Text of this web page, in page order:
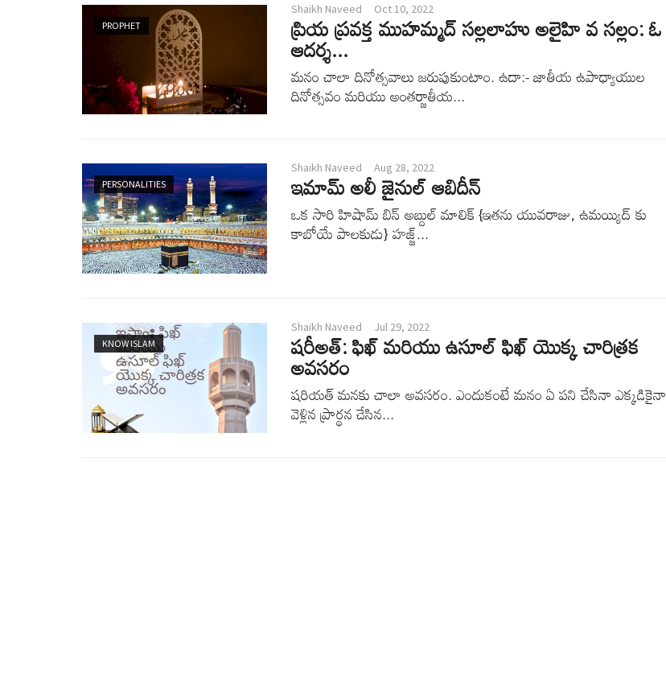
PROPHET
Shaikh Naveed Oct 10, 2022
ప్రియ ప్రవక్త ముహమ్మద్ సల్లలాహు అలైహి వ సల్లం: ఓ
ఆదర్శ...
మనం చాలా దినోత్సవాలు జరుపుకుంటాం. ఉదా:- జాతీయ ఉపాధ్యాయుల
దినోత్సవం మరియు అంతర్జాతీయ...
PERSONALITIES
Shaikh Naveed Aug 28, 2022
ఇమామ్ అలీ జైనుల్ ఆబిదీన్
ఒక సారి హిషామ్ బిన్ అబ్దుల్ మాలిక్ {ఇతను యువరాజు, ఉమయ్యిద్ కు
కాబోయే పాలకుడు} హజ్జ్...
KNOW ISLAM
Shaikh Naveed Jul 29, 2022
షరీఅత్: ఫిఖ్ మరియు ఉసూల్ ఫిఖ్ యొక్క చారిత్రక
అవసరం
షరియత్ మనకు చాలా అవసరం. ఎందుకంటే మనం ఏ పని చేసినా ఎక్కడికైనా
వెళ్లిన ప్రార్థన చేసిన...